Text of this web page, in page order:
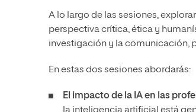
A lo largo de las sesiones,
perspectiva crítica, ética y
investigación y la comunicación,
En estas dos sesiones abordarás:
El impacto de la IA en las